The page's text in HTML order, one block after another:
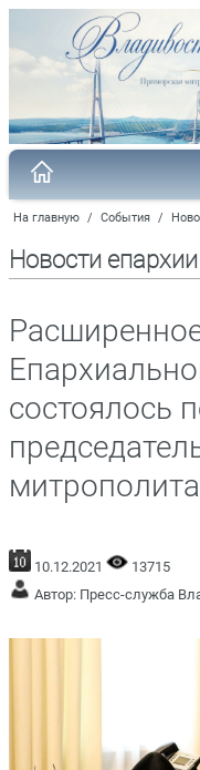
На главную / События /
Новости
состоялось
10.12.2021
13715
Автор: Пресс-служба